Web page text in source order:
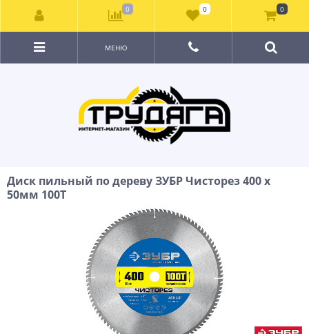
МЕНЮ
Диск пильный по дереву ЗУБР Чисторез 400 x
50мм 100Т
0 0 0